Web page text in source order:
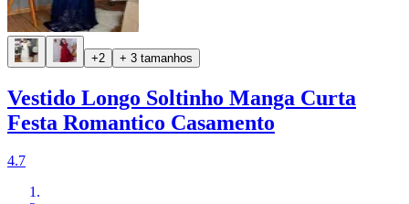
+2 + 3 tamanhos
Vestido Longo Soltinho Manga Curta
Festa Romantico Casamento
4.7